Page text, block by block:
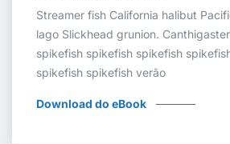
Streamer fish California halibut
lago Slickhead grunion.
spikefish spikefish spikefish
spikefish spikefish verão
Download do eBook